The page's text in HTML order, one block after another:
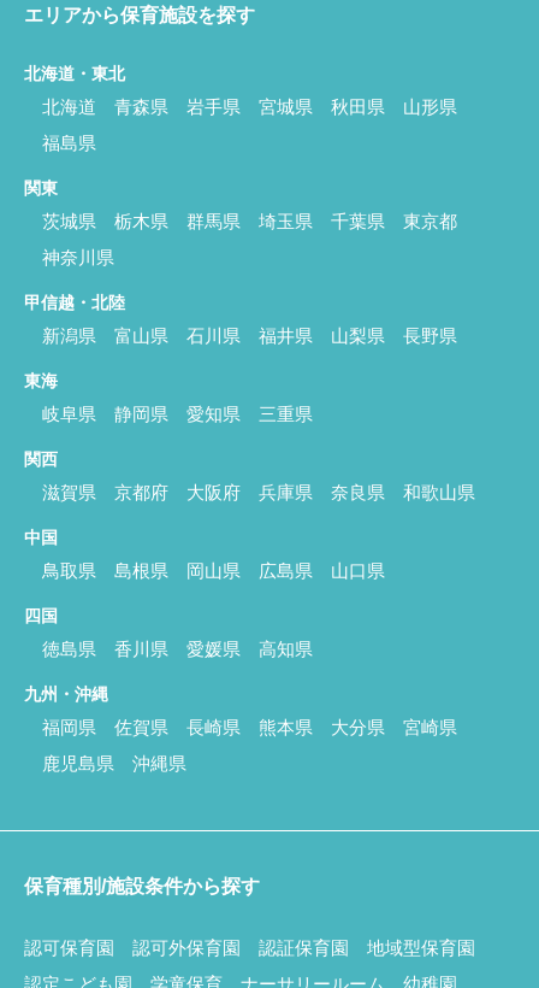
エリアから保育施設を探す
北海道・東北
北海道 青森県 岩手県 宮城県 秋田県
山形県
福島県
関東
茨城県 栃木県 群馬県 埼玉県 千葉県
東京都
神奈川県
甲信越・北陸
新潟県 富山県 石川県 福井県 山梨県 長野県
東海
岐阜県 静岡県 愛知県 三重県
関西
滋賀県 京都府 大阪府 兵庫県 奈良県 和歌山県
中国
鳥取県 島根県 岡山県 広島県 山口県
四国
徳島県 香川県 愛媛県 高知県
九州・沖縄
福岡県 佐賀県 長崎県 熊本県 大分県
宮崎県
鹿児島県
沖縄県
保育種別/施設条件から探す
認可保育園 認可外保育園 認証保育園
地域型保育園